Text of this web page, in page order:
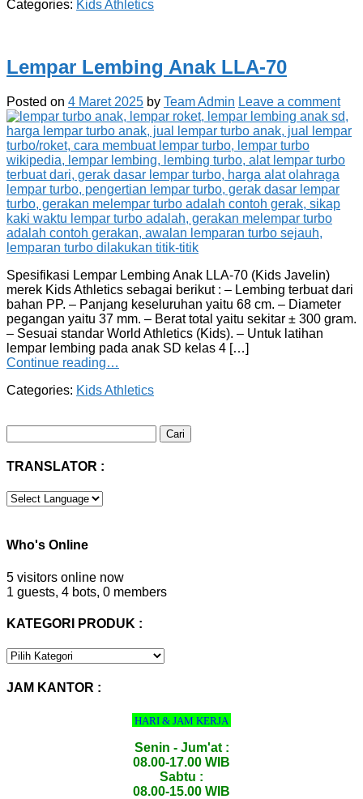
Categories: Kids Athletics
Lempar Lembing Anak LLA-70
Posted on 4 Maret 2025 by Team Admin Leave a comment
Spesifikasi Lempar Lembing Anak LLA-70 (Kids Javelin)
merek Kids Athletics sebagai berikut : – Lembing terbuat dari
bahan PP. – Panjang keseluruhan yaitu 68 cm. – Diameter
pegangan yaitu 37 mm. – Berat total yaitu sekitar ± 300 gram.
– Sesuai standar World Athletics (Kids). – Untuk latihan
lempar lembing pada anak SD kelas 4 […]
Continue reading…
Categories: Kids Athletics
untuk:
TRANSLATOR :
Who's Online
5 visitors online now
1 guests, 4 bots, 0 members
KATEGORI PRODUK :
KATEGORI
JAM KANTOR :
HARI & JAM KERJA
Senin - Jum'at :
08.00-17.00 WIB
Sabtu :
08.00-15.00 WIB